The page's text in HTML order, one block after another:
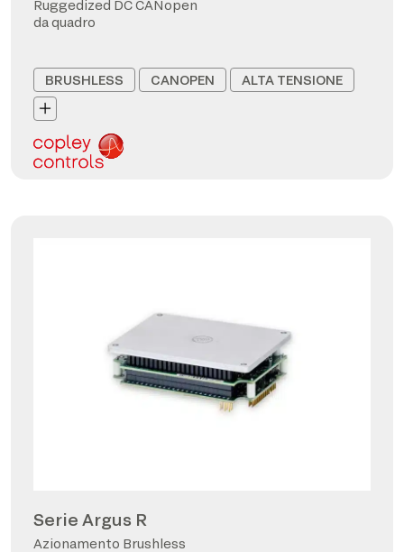
Ruggedized DC CANopen
da quadro
BRUSHLESS CANOPEN ALTA TENSIONE
Serie Argus R
Azionamento Brushless